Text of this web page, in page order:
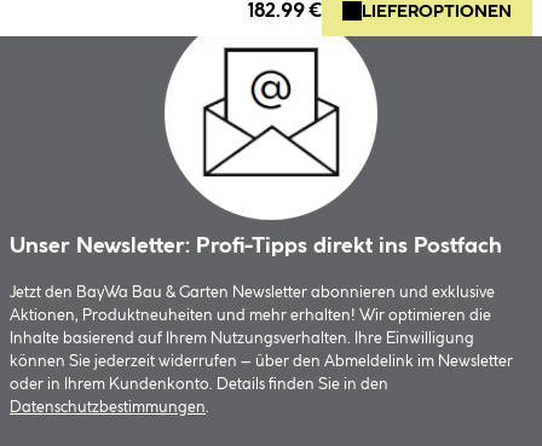
182.99 € LIEFEROPTIONEN
Unser Newsletter: Profi-Tipps direkt ins Postfach
Jetzt den BayWa Bau & Garten Newsletter abonnieren und exklusive
Aktionen, Produktneuheiten und mehr erhalten! Wir optimieren die
Inhalte basierend auf Ihrem Nutzungsverhalten. Ihre Einwilligung
können Sie jederzeit widerrufen – über den Abmeldelink im Newsletter
oder in Ihrem Kundenkonto. Details finden Sie in den
Datenschutzbestimmungen.